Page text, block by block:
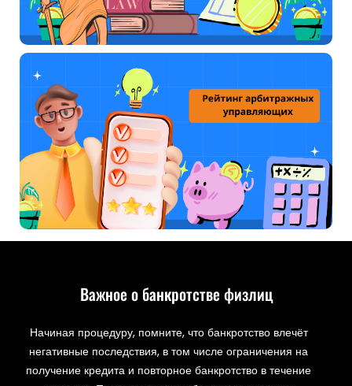
Важное о банкротстве физлиц
Начиная процедуру, помните, что банкротство влечёт
негативные последствия, в том числе ограничения на
получение кредита и повторное банкротство в течение